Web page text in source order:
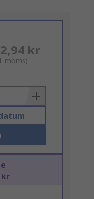
kr
moms)
kr